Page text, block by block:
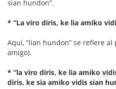
sian hundon”.
* “La viro diris, ke lia amiko
Aquí, “lian hundon” se refiere
amigo).
* “la viro diris, ke lia amiko
diris, ke sia amiko vidis sian